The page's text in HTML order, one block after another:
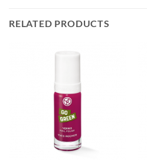
RELATED PRODUCTS